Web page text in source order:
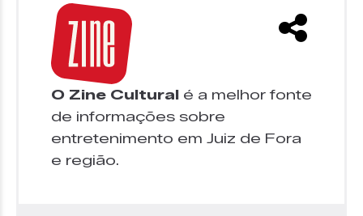
O Zine Cultural é a melhor fonte
de informações sobre
entretenimento em Juiz de Fora
e região.